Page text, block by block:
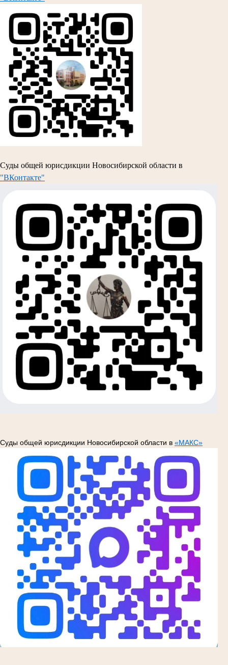
Суды общей юрисдикции Новосибирской области в
"ВКонтакте"
Суды общей юрисдикции Новосибирской области в «МАКС»